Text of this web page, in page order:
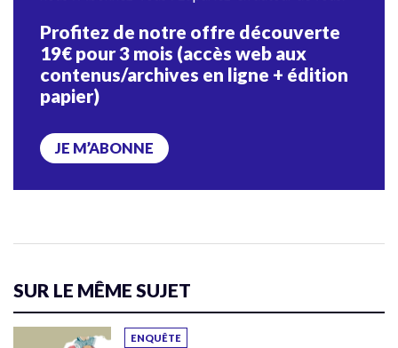
Profitez de notre offre découverte
19€ pour 3 mois (accès web aux
contenus/archives en ligne + édition
papier)
JE M’ABONNE
SUR LE MÊME SUJET
ENQUÊTE